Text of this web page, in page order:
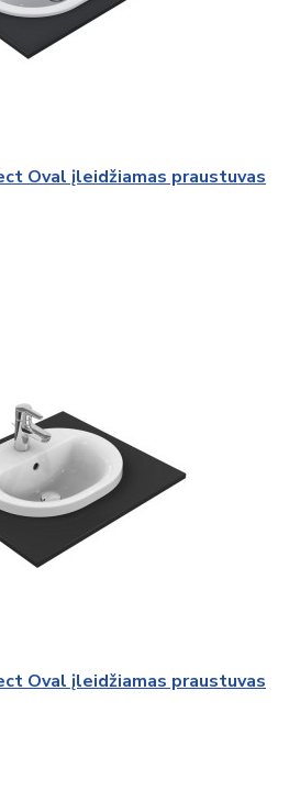
Oval įleidžiamas praustuvas
Oval įleidžiamas praustuvas